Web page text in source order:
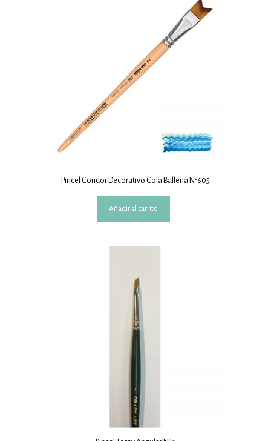
Pincel Condor Decorativo Cola Ballena Nº605
Añadir al carrito